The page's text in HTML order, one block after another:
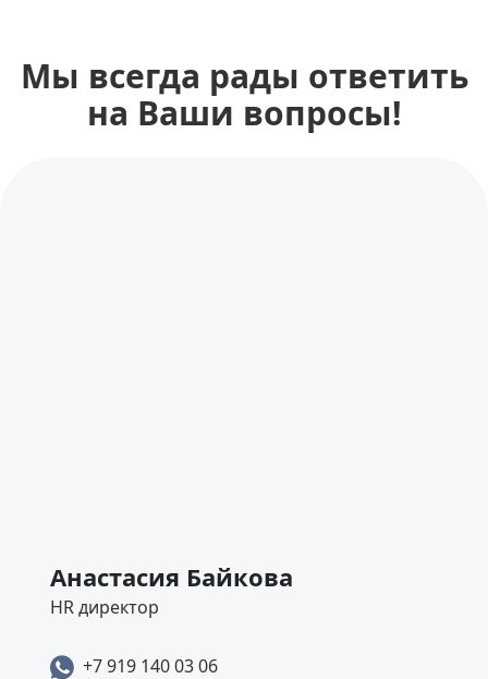
Мы всегда рады ответить
на Ваши вопросы!
Анастасия Байкова
HR директор
+7 919 140 03 06